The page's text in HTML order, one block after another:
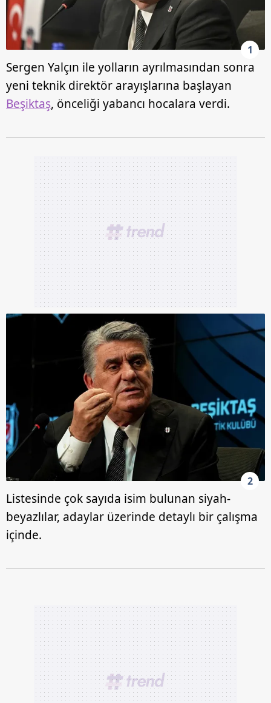
1
Sergen Yalçın ile yolların ayrılmasından sonra
yeni teknik direktör arayışlarına başlayan
Beşiktaş, önceliği yabancı hocalara verdi.
2
Listesinde çok sayıda isim bulunan siyah-
beyazlılar, adaylar üzerinde detaylı bir çalışma
içinde.